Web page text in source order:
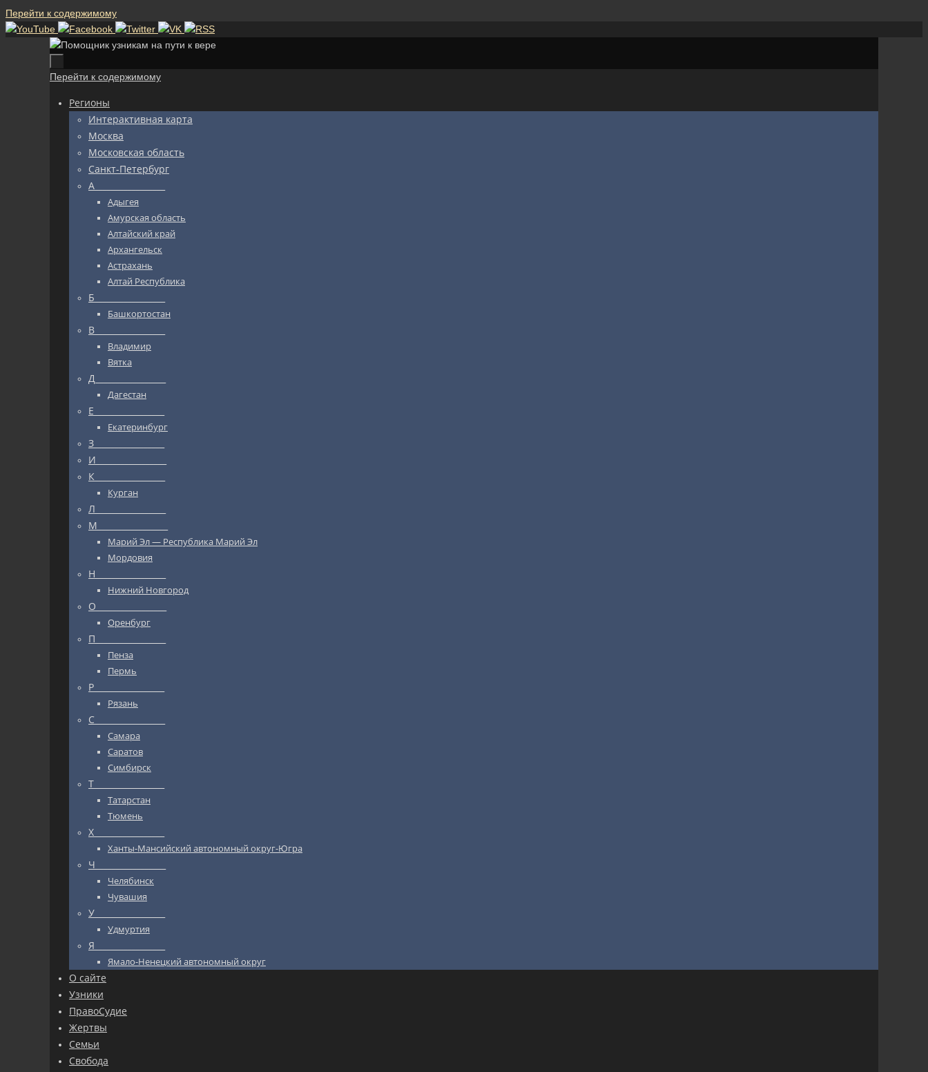
Перейти к содержимому
Перейти к содержимому
Регионы
Интерактивная карта
Москва
Московская область
Санкт-Петербург
А_________________
Адыгея
Амурская область
Алтайский край
Архангельск
Астрахань
Алтай Республика
Б_________________
Башкортостан
В_________________
Владимир
Вятка
Д_________________
Дагестан
Е_________________
Екатеринбург
З_________________
И_________________
К_________________
Курган
Л_________________
М_________________
Марий Эл — Республика Марий Эл
Мордовия
Н_________________
Нижний Новгород
О_________________
Оренбург
П_________________
Пенза
Пермь
Р_________________
Рязань
С_________________
Самара
Саратов
Симбирск
Т_________________
Татарстан
Тюмень
Х_________________
Ханты-Мансийский автономный округ-Югра
Ч_________________
Челябинск
Чувашия
У_________________
Удмуртия
Я_________________
Ямало-Ненецкий автономный округ
О сайте
Узники
ПравоСудие
Жертвы
Семьи
Свобода